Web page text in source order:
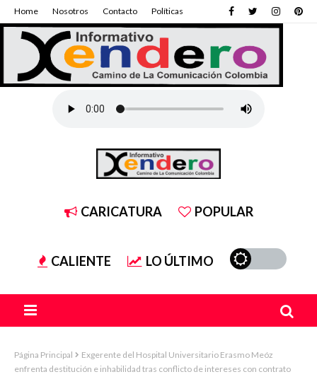
Home Nosotros Contacto Políticas
CARICATURA POPULAR
CALIENTE LO ÚLTIMO
Página Principal
Exgerente del Hospital Universitario Erasmo Meóz
enfrenta destitución e inhabilidad tras conflicto de intereses con contrato